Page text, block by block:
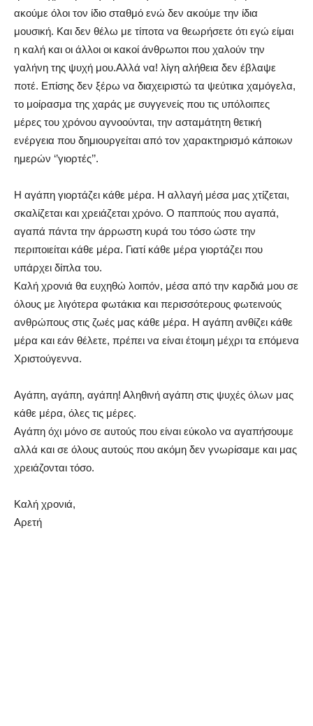
ακούμε όλοι τον ίδιο σταθμό ενώ δεν ακούμε την ίδια
μουσική. Και δεν θέλω με τίποτα να θεωρήσετε ότι εγώ είμαι
η καλή και οι άλλοι οι κακοί άνθρωποι που χαλούν την
γαλήνη της ψυχή μου.Αλλά να! λίγη αλήθεια δεν έβλαψε
ποτέ. Επίσης δεν ξέρω να διαχειριστώ τα ψεύτικα χαμόγελα,
το μοίρασμα της χαράς με συγγενείς που τις υπόλοιπες
μέρες του χρόνου αγνοούνται, την ασταμάτητη θετική
ενέργεια που δημιουργείται από τον χαρακτηρισμό κάποιων
ημερών ‘’γιορτές’’.
Η αγάπη γιορτάζει κάθε μέρα. Η αλλαγή μέσα μας χτίζεται,
σκαλίζεται και χρειάζεται χρόνο. Ο παππούς που αγαπά,
αγαπά πάντα την άρρωστη κυρά του τόσο ώστε την
περιποιείται κάθε μέρα. Γιατί κάθε μέρα γιορτάζει που
υπάρχει δίπλα του.
Καλή χρονιά θα ευχηθώ λοιπόν, μέσα από την καρδιά μου σε
όλους με λιγότερα φωτάκια και περισσότερους φωτεινούς
ανθρώπους στις ζωές μας κάθε μέρα. Η αγάπη ανθίζει κάθε
μέρα και εάν θέλετε, πρέπει να είναι έτοιμη μέχρι τα επόμενα
Χριστούγεννα.
Αγάπη, αγάπη, αγάπη! Αληθινή αγάπη στις ψυχές όλων μας
κάθε μέρα, όλες τις μέρες.
Αγάπη όχι μόνο σε αυτούς που είναι εύκολο να αγαπήσουμε
αλλά και σε όλους αυτούς που ακόμη δεν γνωρίσαμε και μας
χρειάζονται τόσο.
Καλή χρονιά,
Αρετή